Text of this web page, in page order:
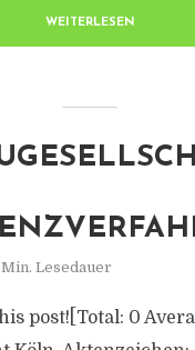
WEITERLESEN
Min. Lesedauer
post![Total: 0